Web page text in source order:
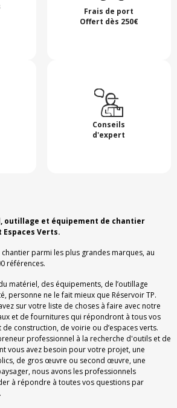
Frais de port
Offert dès 250€
Conseils
d'expert
outillage et équipement de chantier
Espaces Verts.
parmi les plus grandes marques, au
références.
matériel, des équipements, de l’outillage
personne ne le fait mieux que Réservoir TP.
sur votre liste de choses à faire avec notre
et de fournitures qui répondront à tous vos
construction, de voirie ou d’espaces verts.
professionnel à la recherche d'outils et de
vous avez besoin pour votre projet, une
de gros œuvre ou second œuvre, une
nous avons les professionnels
à répondre à toutes vos questions par